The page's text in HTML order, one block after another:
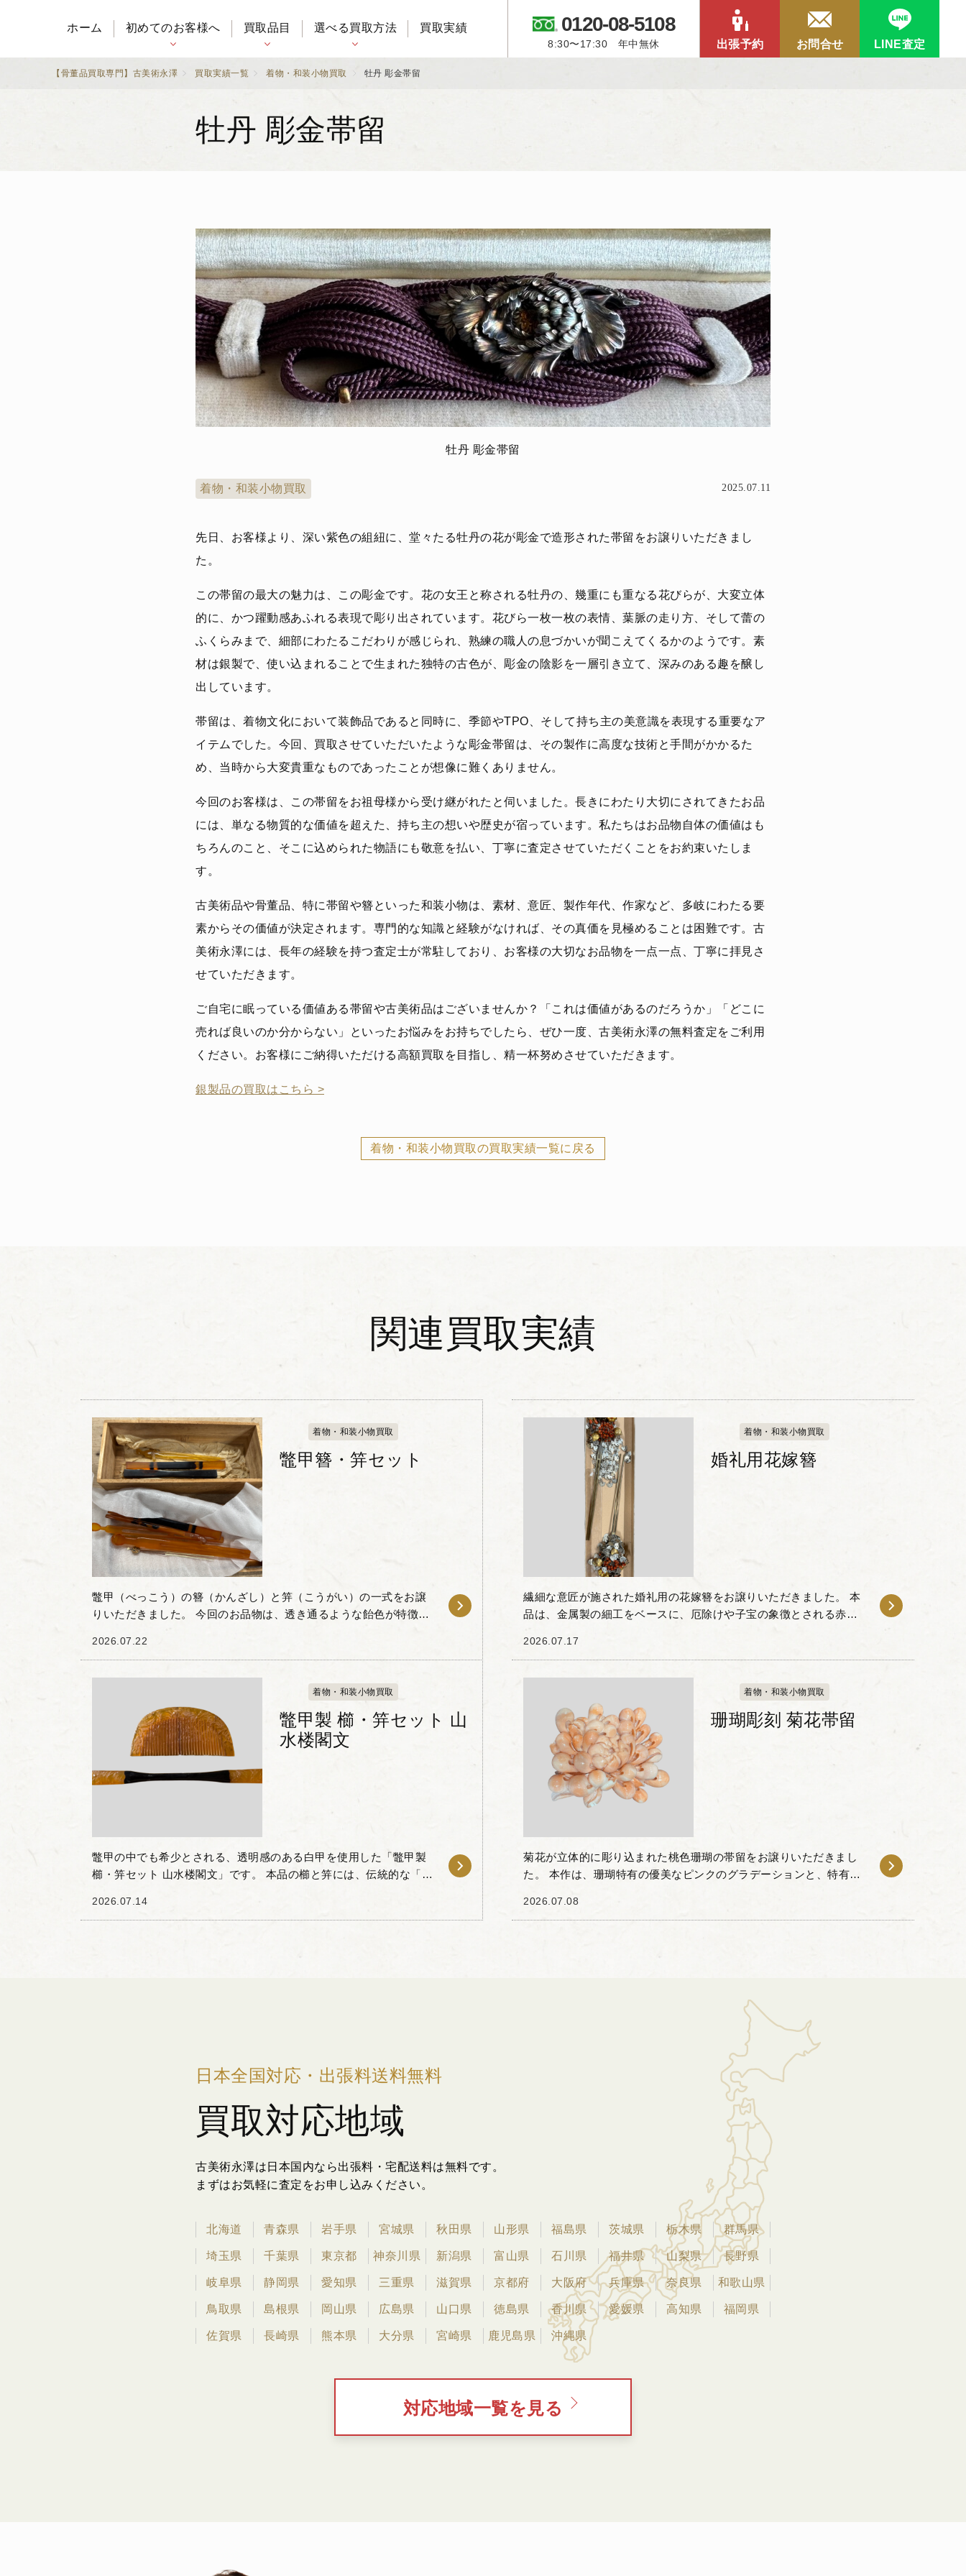
ホーム 初めてのお客様へ 買取品目 選べる買取方法 買取実績 0120-08-5108
8:30〜17:30 年中無休 出張予約 お問合せ LINE査定
【骨董品買取専門】古美術永澤 買取実績一覧 着物・和装小物買取 牡丹 彫金帯留
牡丹 彫金帯留
牡丹 彫金帯留
着物・和装小物買取 2025.07.11
先日、お客様より、深い紫色の組紐に、堂々たる牡丹の花が彫金で造形された帯留をお譲りいただきまし
た。
この帯留の最大の魅力は、この彫金です。花の女王と称される牡丹の、幾重にも重なる花びらが、大変立体
的に、かつ躍動感あふれる表現で彫り出されています。花びら一枚一枚の表情、葉脈の走り方、そして蕾の
ふくらみまで、細部にわたるこだわりが感じられ、熟練の職人の息づかいが聞こえてくるかのようです。素
材は銀製で、使い込まれることで生まれた独特の古色が、彫金の陰影を一層引き立て、深みのある趣を醸し
出しています。
帯留は、着物文化において装飾品であると同時に、季節やTPO、そして持ち主の美意識を表現する重要なア
イテムでした。今回、買取させていただいたような彫金帯留は、その製作に高度な技術と手間がかかるた
め、当時から大変貴重なものであったことが想像に難くありません。
今回のお客様は、この帯留をお祖母様から受け継がれたと伺いました。長きにわたり大切にされてきたお品
には、単なる物質的な価値を超えた、持ち主の想いや歴史が宿っています。私たちはお品物自体の価値はも
ちろんのこと、そこに込められた物語にも敬意を払い、丁寧に査定させていただくことをお約束いたしま
す。
古美術品や骨董品、特に帯留や簪といった和装小物は、素材、意匠、製作年代、作家など、多岐にわたる要
素からその価値が決定されます。専門的な知識と経験がなければ、その真価を見極めることは困難です。古
美術永澤には、長年の経験を持つ査定士が常駐しており、お客様の大切なお品物を一点一点、丁寧に拝見さ
せていただきます。
ご自宅に眠っている価値ある帯留や古美術品はございませんか？「これは価値があるのだろうか」「どこに
売れば良いのか分からない」といったお悩みをお持ちでしたら、ぜひ一度、古美術永澤の無料査定をご利用
ください。お客様にご納得いただける高額買取を目指し、精一杯努めさせていただきます。
銀製品の買取はこちら >
着物・和装小物買取の買取実績一覧に戻る
関連買取実績
着物・和装小物買取
鼈甲簪・笄セット
鼈甲（べっこう）の簪（かんざし）と笄（こうがい）の一式をお譲
りいただきました。 今回のお品物は、透き通るような飴色が特徴の
う）」が用いられた...
2026.07.22
着物・和装小物買取
婚礼用花嫁簪
繊細な意匠が施された婚礼用の花嫁簪をお譲りいただきました。 本
品は、金属製の細工をベースに、厄除けや子宝の象徴とされる赤い
くたびに細や...
2026.07.17
着物・和装小物買取
鼈甲製 櫛・笄セット 山
水楼閣文
鼈甲の中でも希少とされる、透明感のある白甲を使用した「鼈甲製
櫛・笄セット 山水楼閣文」です。 本品の櫛と笄には、伝統的な「山
と楼閣が表現...
2026.07.14
着物・和装小物買取
珊瑚彫刻 菊花帯留
菊花が立体的に彫り込まれた桃色珊瑚の帯留をお譲りいただきまし
た。 本作は、珊瑚特有の優美なピンクのグラデーションと、特有の
一枚も丁寧に表現...
2026.07.08
日本全国対応・出張料送料無料
買取対応地域
古美術永澤は日本国内なら出張料・宅配送料は無料です。
まずはお気軽に査定をお申し込みください。
北海道 青森県 岩手県 宮城県 秋田県 山形県 福島県 茨城県 栃木県 群馬県
埼玉県 千葉県 東京都 神奈川県 新潟県 富山県 石川県 福井県 山梨県 長野県
岐阜県 静岡県 愛知県 三重県 滋賀県 京都府 大阪府 兵庫県 奈良県 和歌山県
鳥取県 島根県 岡山県 広島県 山口県 徳島県 香川県 愛媛県 高知県 福岡県
佐賀県 長崎県 熊本県 大分県 宮崎県 鹿児島県 沖縄県
対応地域一覧を見る